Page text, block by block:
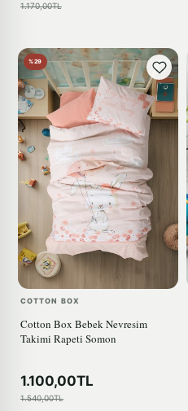
1.170,00TL
%29
COTTON BOX
Cotton Box Bebek Nevresim
Takimi Rapeti Somon
1.100,00TL
1.540,00TL